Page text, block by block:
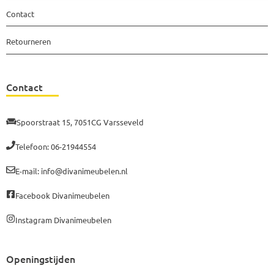
Contact
Retourneren
Contact
Spoorstraat 15, 7051CG Varsseveld
Telefoon: 06-21944554
E-mail: info@divanimeubelen.nl
Facebook Divanimeubelen
Instagram Divanimeubelen
Openingstijden